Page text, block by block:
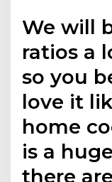
We will
ratios a
so you
love it
home
is a
there